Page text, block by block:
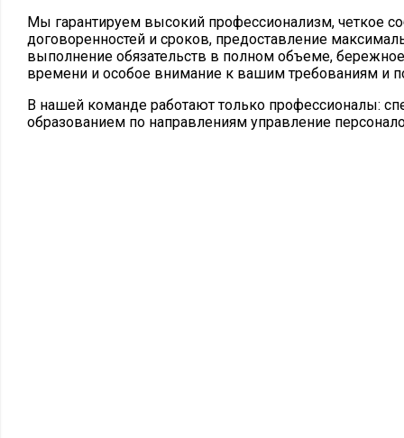
Мы гарантируем высокий профессионализм, четкое
договоренностей и сроков, предоставление
выполнение обязательств в полном объеме,
времени и особое внимание к вашим требованиям и
В нашей команде работают только профессионалы:
образованием по направлениям управление